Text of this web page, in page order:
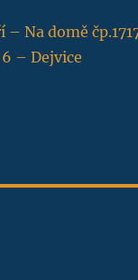
– Na domě
– Dejvice